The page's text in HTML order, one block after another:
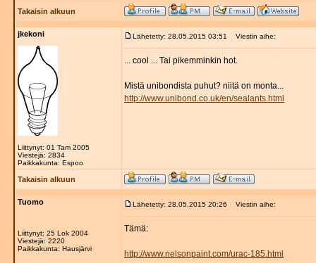
Takaisin alkuun
jkekoni
Liittynyt: 01 Tam 2005
Viestejä: 2834
Paikkakunta: Espoo
Lähetetty: 28.05.2015 03:51 Viestin aihe:
... cool ... Tai pikemminkin hot.
Mistä unibondista puhut? niitä on monta...
http://www.unibond.co.uk/en/sealants.html
Takaisin alkuun
Tuomo
Liittynyt: 25 Lok 2004
Viestejä: 2220
Paikkakunta: Hausjärvi
Lähetetty: 28.05.2015 20:26 Viestin aihe:
Tämä:
http://www.nelsonpaint.com/urac-185.html